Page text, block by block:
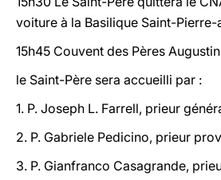
voiture à la Basilique Saint-Pierre-
15h45 Couvent des Pères
le Saint-Père sera accueilli par :
1. P. Joseph L. Farrell, prieur
2. P. Gabriele Pedicino, prieur
3. P. Gianfranco Casagrande,